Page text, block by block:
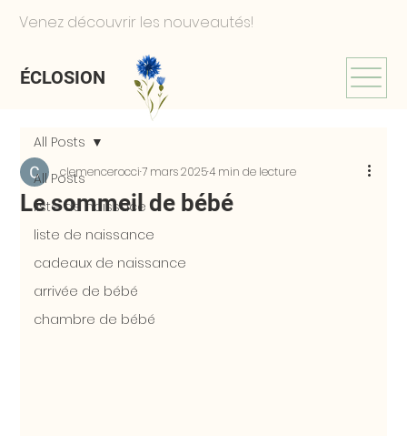
Venez découvrir les nouveautés!
ÉCLOSION
All Posts
liste de naissace
liste de naissance
cadeaux de naissance
arrivée de bébé
chambre de bébé
All Posts
Le sommeil de bébé
clemencerocci7 mars 20254 min de lecture